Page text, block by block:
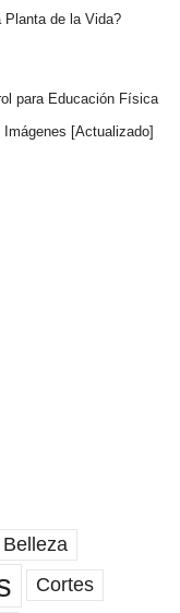
Planta de la Vida?
para Educación Física
[Actualizado]
Belleza
Cortes